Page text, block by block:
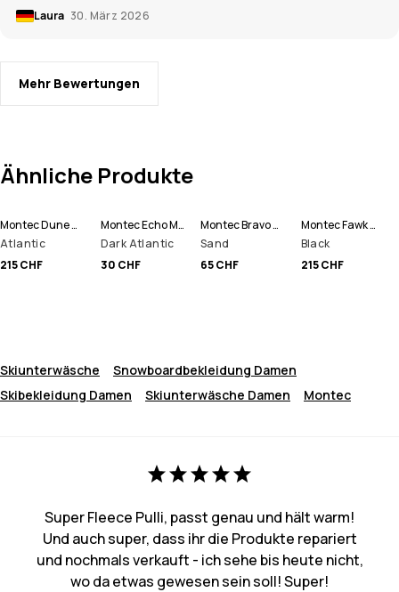
Laura 30. März 2026
Mehr Bewertungen
Ähnliche Produkte
Montec Dune W Skijacke Damen
Atlantic
215 CHF
Montec Echo Mütze
Dark Atlantic
30 CHF
Montec Bravo W Fleecepullover Damen
Sand
65 CHF
Montec Fawk W Skihose Damen
Black
215 CHF
Skiunterwäsche
Snowboardbekleidung Damen
Skibekleidung Damen
Skiunterwäsche Damen Montec
Super Fleece Pulli, passt genau und hält warm!
Und auch super, dass ihr die Produkte repariert
und nochmals verkauft - ich sehe bis heute nicht,
wo da etwas gewesen sein soll! Super!